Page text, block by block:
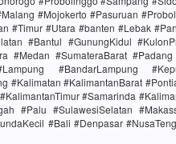
#Mojokerto #Pasuruan
#Timur #Utara #banten #Lebak
#Bantul #GunungKidul
#Medan #SumateraBarat
#BandarLampung
#Kalimatan #KalimantanBarat
#Samarinda
#Palu #SulawesiSelatan
#Bali #Denpasar